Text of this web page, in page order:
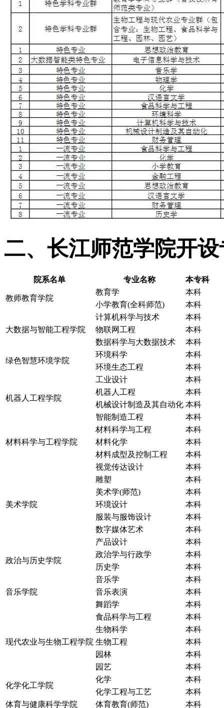
二、长江师范学院开
院系名单 专业名称 本专科
教师教育学院
教育学
本科
小学教育(全科师范)
本科
大数据与智能工程学院
计算机科学与技术
本科
物联网工程
本科
数据科学与大数据技术
本科
绿色智慧环境学院
环境科学
本科
环境生态工程
本科
机器人工程学院
工业设计
本科
机器人工程
本科
机械设计制造及其自动化 本科
智能制造工程
本科
材料科学与工程学院
材料科学与工程
本科
材料化学
本科
材料成型及控制工程
本科
美术学院
视觉传达设计
本科
雕塑
本科
美术学(师范)
本科
环境设计
本科
服装与服饰设计
本科
数字媒体艺术
本科
产品设计
本科
政治与历史学院
政治学与行政学
本科
历史学
本科
音乐学院
音乐学
本科
音乐表演
本科
舞蹈学
本科
现代农业与生物工程学院
食品科学与工程
本科
生物科学
本科
生物工程
本科
园林
本科
园艺
本科
化学化工学院
化学
本科
化学工程与工艺
本科
体育与健康科学学院
体育教育(师范) 本科